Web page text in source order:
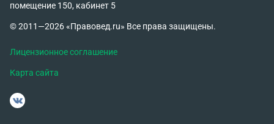
помещение 150, кабинет 5
© 2011—2026 «Правовед.ru» Все права защищены.
Лицензионное соглашение
Карта сайта